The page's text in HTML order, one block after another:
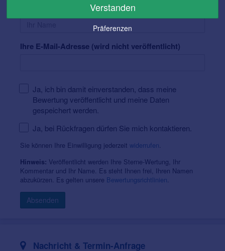
Ihre E-Mail-Adresse (wird nicht veröffentlicht)
Ja, ich bin damit einverstanden, dass meine
Bewertung veröffentlicht und meine Daten
gespeichert werden.
Ja, bei Rückfragen dürfen Sie mich kontaktieren.
Sie können Ihre Einwilligung jederzeit widerrufen.
Hinweis: Veröffentlicht werden Ihre Sterne-Wertung, Ihr
Kommentar und Ihr Name. Es steht Ihnen frei, Ihren Namen
abzukürzen. Es gelten unsere Bewertungsrichtlinien.
Absenden
Nachricht & Termin-Anfrage
Verstanden
Präferenzen